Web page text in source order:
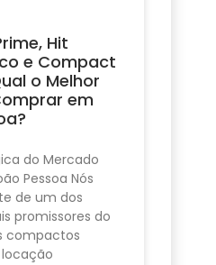
Hit
e Compact
o Melhor
em
do Mercado
Pessoa Nós
de um dos
promissores do
compactos